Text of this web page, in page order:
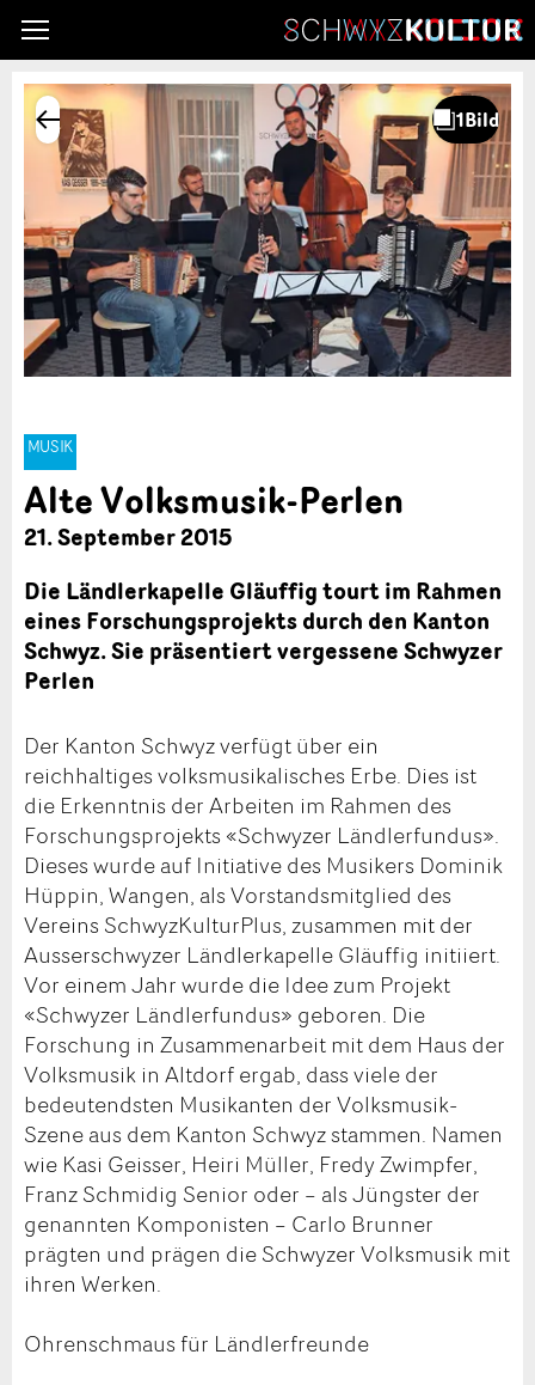
MUSIK
Alte Volksmusik-Perlen
21. September 2015
Die Ländlerkapelle Gläuffig tourt im Rahmen
eines Forschungsprojekts durch den Kanton
Schwyz. Sie präsentiert vergessene Schwyzer
Perlen
Der Kanton Schwyz verfügt über ein
reichhaltiges volksmusikalisches Erbe. Dies ist
die Erkenntnis der Arbeiten im Rahmen des
Forschungsprojekts «Schwyzer Ländlerfundus».
Dieses wurde auf Initiative des Musikers Dominik
Hüppin, Wangen, als Vorstandsmitglied des
Vereins SchwyzKulturPlus, zusammen mit der
Ausserschwyzer Ländlerkapelle Gläuffig initiiert.
Vor einem Jahr wurde die Idee zum Projekt
«Schwyzer Ländlerfundus» geboren. Die
Forschung in Zusammenarbeit mit dem Haus der
Volksmusik in Altdorf ergab, dass viele der
bedeutendsten Musikanten der Volksmusik-
Szene aus dem Kanton Schwyz stammen. Namen
wie Kasi Geisser, Heiri Müller, Fredy Zwimpfer,
Franz Schmidig Senior oder – als Jüngster der
genannten Komponisten – Carlo Brunner
prägten und prägen die Schwyzer Volksmusik mit
ihren Werken.
Ohrenschmaus für Ländlerfreunde